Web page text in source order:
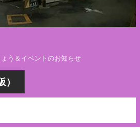
ょう＆イベントのお知らせ